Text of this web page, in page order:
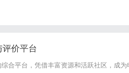
价平台
合平台，凭借丰富资源和活跃社区，成为